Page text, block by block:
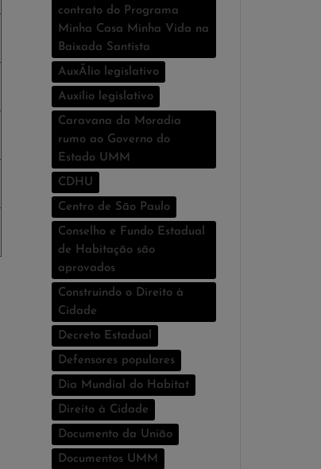
contrato do Programa
Minha Casa Minha Vida na
Baixada Santista
AuxÃ­lio legislativo
Auxí­lio legislativo
Caravana da Moradia
rumo ao Governo do
Estado UMM
CDHU
Centro de São Paulo
Conselho e Fundo Estadual
de Habitação são
aprovados
Construindo o Direito à
Cidade
Decreto Estadual
Defensores populares
Dia Mundial do Habitat
Direito à Cidade
Documento da União
Documentos UMM